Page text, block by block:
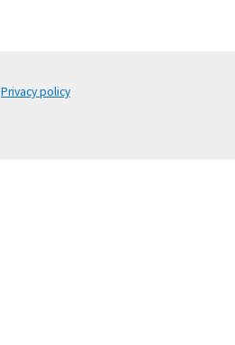
Privacy policy